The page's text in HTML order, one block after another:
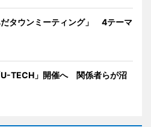
タウンミーティング」 4テーマ
U-TECH」開催へ 関係者らが沼